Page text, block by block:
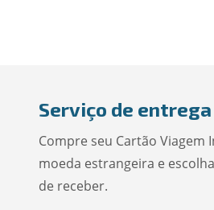
Serviço de
Compre seu Cartão Viagem
moeda estrangeira e
de receber.